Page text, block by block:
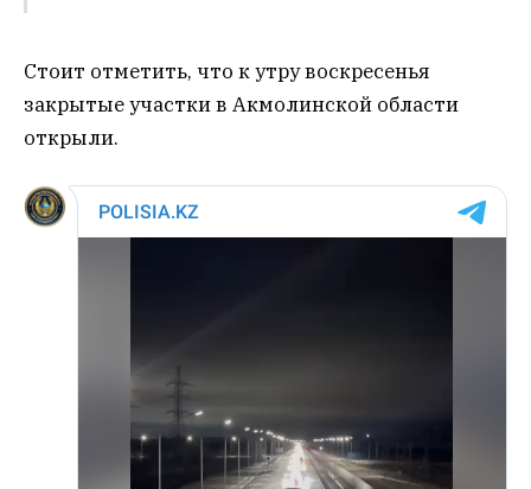
Стоит отметить, что к утру воскресенья
закрытые участки в Акмолинской области
открыли.